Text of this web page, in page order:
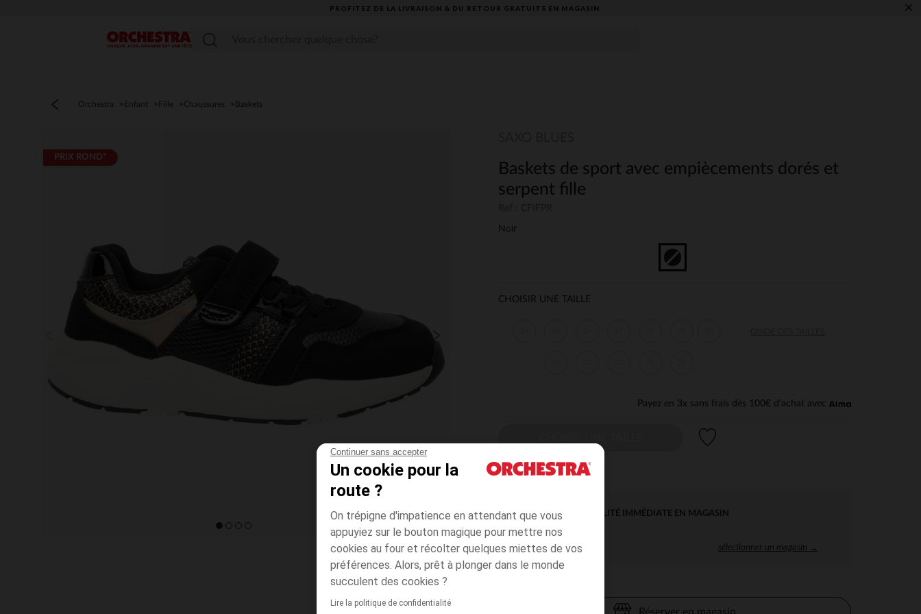
Continuer sans accepter
Un cookie pour la
route ?
On trépigne d'impatience en attendant que vous
appuyiez sur le bouton magique pour mettre nos
cookies au four et récolter quelques miettes de vos
préférences. Alors, prêt à plonger dans le monde
succulent des cookies ?
Lire la politique de confidentialité
PROFITEZ DE LA LIVRAISON & DU RETOUR GRATUITS EN MAGASIN​ ×
Menu
Orchestra Enfant Fille Chaussures Baskets
PRIX ROND*
Baskets de sport avec empiècements dorés et
serpent fille
Noir
CHOISIR UNE TAILLE
Payez en 3x sans frais dès 100€ d'achat avec
DISPONIBILITÉ IMMÉDIATE EN MAGASIN
sélectionner un magasin →